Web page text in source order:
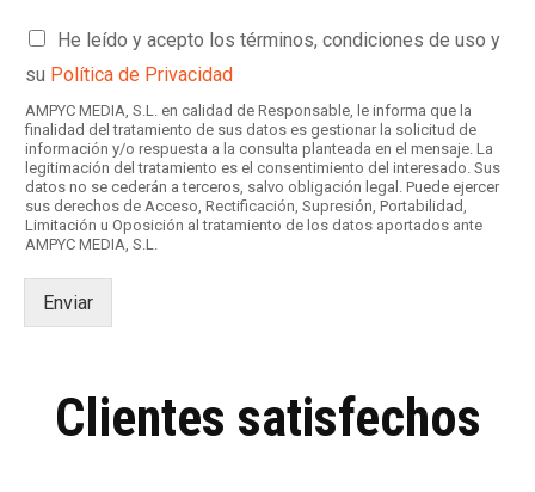
C
s
i
l
l
a
s
d
e
He leído y acepto los términos, condiciones de uso y
su Política de Privacidad
AMPYC MEDIA, S.L. en calidad de Responsable, le informa que la
finalidad del tratamiento de sus datos es gestionar la solicitud de
información y/o respuesta a la consulta planteada en el mensaje. La
legitimación del tratamiento es el consentimiento del interesado. Sus
datos no se cederán a terceros, salvo obligación legal. Puede ejercer
sus derechos de Acceso, Rectificación, Supresión, Portabilidad,
Limitación u Oposición al tratamiento de los datos aportados ante
AMPYC MEDIA, S.L.
Enviar
Clientes satisfechos